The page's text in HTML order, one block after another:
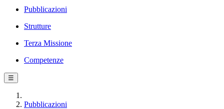
Pubblicazioni
Strutture
Terza Missione
Competenze
☰
Pubblicazioni